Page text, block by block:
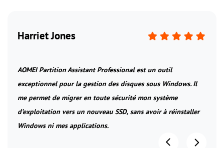
Harriet Jones
AOMEI Partition Assistant Professional est un outil
exceptionnel pour la gestion des disques sous Windows. Il
me permet de migrer en toute sécurité mon système
d’exploitation vers un nouveau SSD, sans avoir à réinstaller
Windows ni mes applications.